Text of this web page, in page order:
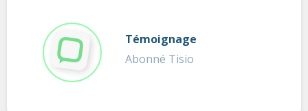
Témoignage
Abonné Tisio